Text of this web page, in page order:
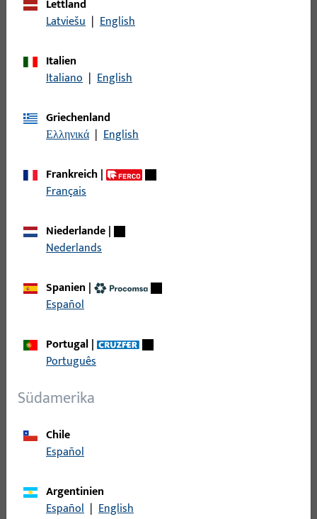
Filter
Spezifischer Einsatzbereich
Produkttyp
Basisfarbe
Falzluft
Modell-Name
Lettland
Latviešu | English
Italien
Italiano | English
Griechenland
Ελληνικά | English
Frankreich|
Français
Niederlande|
Nederlands
Spanien |
Español
Portugal|
Português
Südamerika
Chile
Español
Argentinien
Español | English